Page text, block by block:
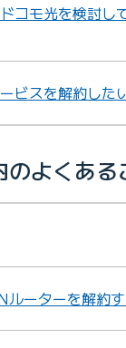
コモ光を検討し
ビスを解約した
よくある
ーターを解約